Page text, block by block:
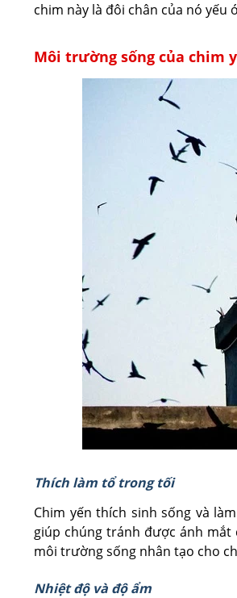
chim này là đôi chân của nó
Môi trường sống của chim
Thích làm tổ trong tối
Chim yến thích sinh sống và
giúp chúng tránh được ánh
môi trường sống nhân tạo cho
Nhiệt độ và độ ẩm